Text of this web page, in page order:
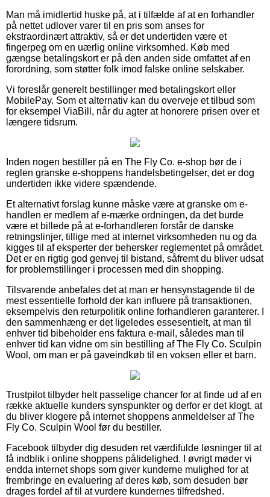
Man må imidlertid huske på, at i tilfælde af at en forhandler
på nettet udlover varer til en pris som anses for
ekstraordinært attraktiv, så er det undertiden være et
fingerpeg om en uærlig online virksomhed. Køb med
gængse betalingskort er på den anden side omfattet af en
forordning, som støtter folk imod falske online selskaber.
Vi foreslår generelt bestillinger med betalingskort eller
MobilePay. Som et alternativ kan du overveje et tilbud som
for eksempel ViaBill, når du agter at honorere prisen over et
længere tidsrum.
Inden nogen bestiller på en The Fly Co. e-shop bør de i
reglen granske e-shoppens handelsbetingelser, det er dog
undertiden ikke videre spændende.
Et alternativt forslag kunne måske være at granske om e-
handlen er medlem af e-mærke ordningen, da det burde
være et billede på at e-forhandleren forstår de danske
retningslinjer, tillige med at internet virksomheden nu og da
kigges til af eksperter der behersker reglementet på området.
Det er en rigtig god genvej til bistand, såfremt du bliver udsat
for problemstillinger i processen med din shopping.
Tilsvarende anbefales det at man er hensynstagende til de
mest essentielle forhold der kan influere på transaktionen,
eksempelvis den returpolitik online forhandleren garanterer. I
den sammenhæng er det ligeledes essesentielt, at man til
enhver tid bibeholder ens faktura e-mail, således man til
enhver tid kan vidne om sin bestilling af The Fly Co. Sculpin
Wool, om man er på gaveindkøb til en voksen eller et barn.
Trustpilot tilbyder helt passelige chancer for at finde ud af en
række aktuelle kunders synspunkter og derfor er det klogt, at
du bliver klogere på internet shoppens anmeldelser af The
Fly Co. Sculpin Wool før du bestiller.
Facebook tilbyder dig desuden ret værdifulde løsninger til at
få indblik i online shoppens pålidelighed. I øvrigt møder vi
endda internet shops som giver kunderne mulighed for at
frembringe en evaluering af deres køb, som desuden bør
drages fordel af til at vurdere kundernes tilfredshed.